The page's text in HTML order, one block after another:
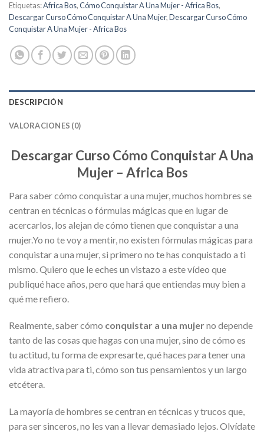
Etiquetas:Africa Bos,Cómo Conquistar A Una Mujer - Africa Bos,
Descargar Curso Cómo Conquistar A Una Mujer,Descargar Curso Cómo
Conquistar A Una Mujer - Africa Bos
DESCRIPCIÓN
VALORACIONES (0)
Descargar Curso Cómo Conquistar A Una
Mujer – Africa Bos
Para saber cómo conquistar a una mujer, muchos hombres se
centran en técnicas o fórmulas mágicas que en lugar de
acercarlos, los alejan de cómo tienen que conquistar a una
mujer.Yo no te voy a mentir, no existen fórmulas mágicas para
conquistar a una mujer, si primero no te has conquistado a ti
mismo. Quiero que le eches un vistazo a este vídeo que
publiqué hace años, pero que hará que entiendas muy bien a
qué me refiero.
Realmente, saber cómo conquistar a una mujerno depende
tanto de las cosas que hagas con una mujer, sino de cómo es
tu actitud, tu forma de expresarte, qué haces para tener una
vida atractiva para ti, cómo son tus pensamientos y un largo
etcétera.
La mayoría de hombres se centran en técnicas y trucos que,
para ser sinceros, no les van a llevar demasiado lejos. Olvídate